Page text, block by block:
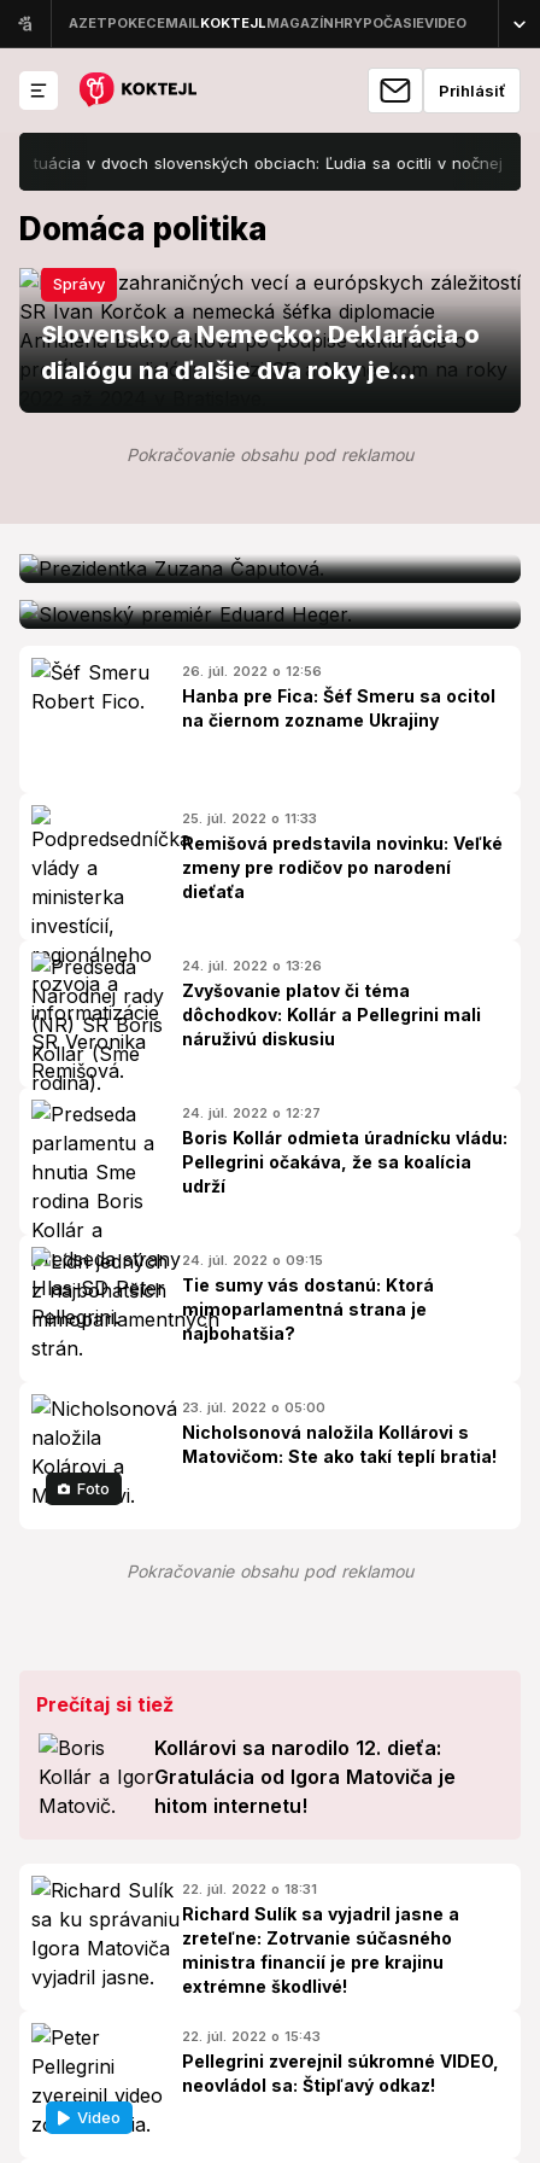
Prihlásiť
v dvoch slovenských obciach: Ľudia sa ocitli v nočnej more,
Domáca politika
Správy
Slovensko a Nemecko: Deklarácia o
dialógu na ďalšie dva roky je
podpísaná
Pokračovanie obsahu pod reklamou
Domáca politika
Zvládnu seniori infláciu? Dôchodky sa
od januára 2023 zvýšia o túto sumu
26. júl. 2022 o 12:56
Hanba pre Fica: Šéf Smeru sa ocitol
na čiernom zozname Ukrajiny
25. júl. 2022 o 11:33
Remišová predstavila novinku: Veľké
zmeny pre rodičov po narodení
dieťaťa
24. júl. 2022 o 13:26
Zvyšovanie platov či téma
dôchodkov: Kollár a Pellegrini mali
náruživú diskusiu
24. júl. 2022 o 12:27
Boris Kollár odmieta úradnícku vládu:
Pellegrini očakáva, že sa koalícia
udrží
24. júl. 2022 o 09:15
Tie sumy vás dostanú: Ktorá
mimoparlamentná strana je
najbohatšia?
Foto
23. júl. 2022 o 05:00
Nicholsonová naložila Kollárovi s
Matovičom: Ste ako takí teplí bratia!
Pokračovanie obsahu pod reklamou
Prečítaj si tiež
Kollárovi sa narodilo 12. dieťa:
Gratulácia od Igora Matoviča je
hitom internetu!
22. júl. 2022 o 18:31
Richard Sulík sa vyjadril jasne a
zreteľne: Zotrvanie súčasného
ministra financií je pre krajinu
extrémne škodlivé!
Video
22. júl. 2022 o 15:43
Pellegrini zverejnil súkromné VIDEO,
neovládol sa: Štipľavý odkaz!